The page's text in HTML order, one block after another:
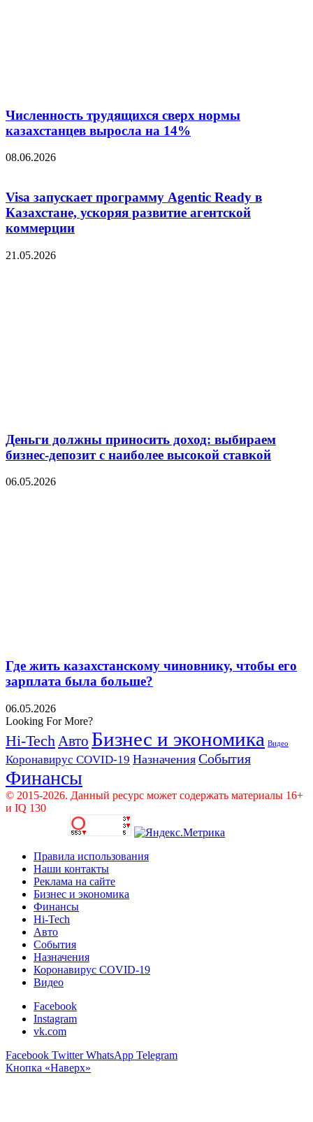
Численность трудящихся сверх нормы
казахстанцев выросла на 14%
08.06.2026
Visa запускает программу Agentic Ready в
Казахстане, ускоряя развитие агентской
коммерции
21.05.2026
Деньги должны приносить доход: выбираем
бизнес-депозит с наиболее высокой ставкой
06.05.2026
Где жить казахстанскому чиновнику, чтобы его
зарплата была больше?
06.05.2026
Looking For More?
Hi-Tech Авто Бизнес и экономика Видео
Коронавирус COVID-19 Назначения События
Финансы
© 2015-2026. Данный ресурс может содержать материалы 16+
и IQ 130
Правила использования
Наши контакты
Реклама на сайте
Бизнес и экономика
Финансы
Hi-Tech
Авто
События
Назначения
Коронавирус COVID-19
Видео
Facebook
Instagram
vk.com
Facebook Twitter WhatsApp Telegram
Кнопка «Наверх»